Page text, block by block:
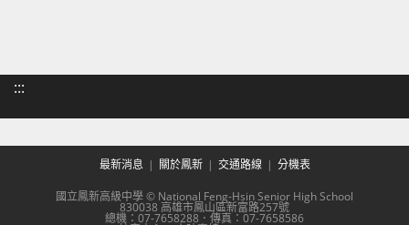
:::
最新消息 關於鳳新 交通路線 分機表
國立鳳新高級中學 © National Feng-Hsin Senior High School
830038 高雄市鳳山區新富路257號
總機：07-7658288．傳真：07-7658586